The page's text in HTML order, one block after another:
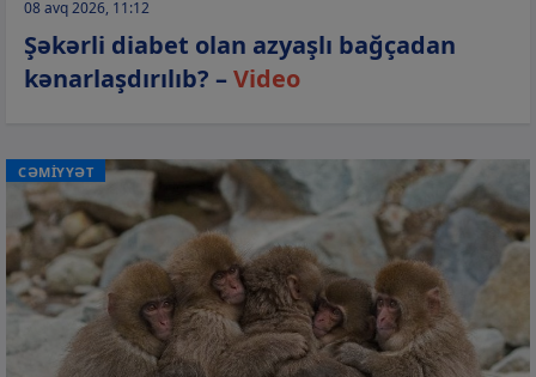
08 avq 2026, 11:12
Şəkərli diabet olan azyaşlı bağçadan
kənarlaşdırılıb? –Video
CƏMİYYƏT